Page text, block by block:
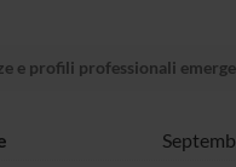
e profili professionali